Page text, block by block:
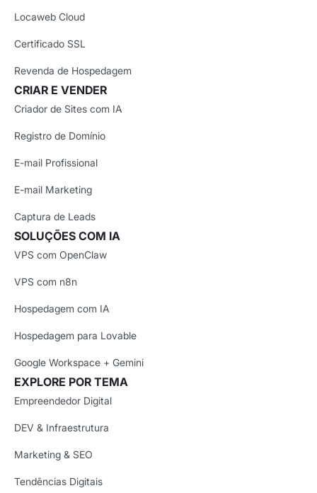
Locaweb Cloud
Certificado SSL
Revenda de Hospedagem
CRIAR E VENDER
Criador de Sites com IA
Registro de Domínio
E-mail Profissional
E-mail Marketing
Captura de Leads
SOLUÇÕES COM IA
VPS com OpenClaw
VPS com n8n
Hospedagem com IA
Hospedagem para Lovable
Google Workspace + Gemini
EXPLORE POR TEMA
Empreendedor Digital
DEV & Infraestrutura
Marketing & SEO
Tendências Digitais